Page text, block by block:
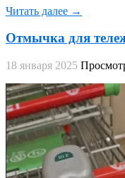
Читать далее →
Отмычка для
18 января 2025